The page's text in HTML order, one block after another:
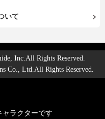
いて
Inc.All Rights Reserved.
Co., Ltd.All Rights Reserved.
ャラクターです